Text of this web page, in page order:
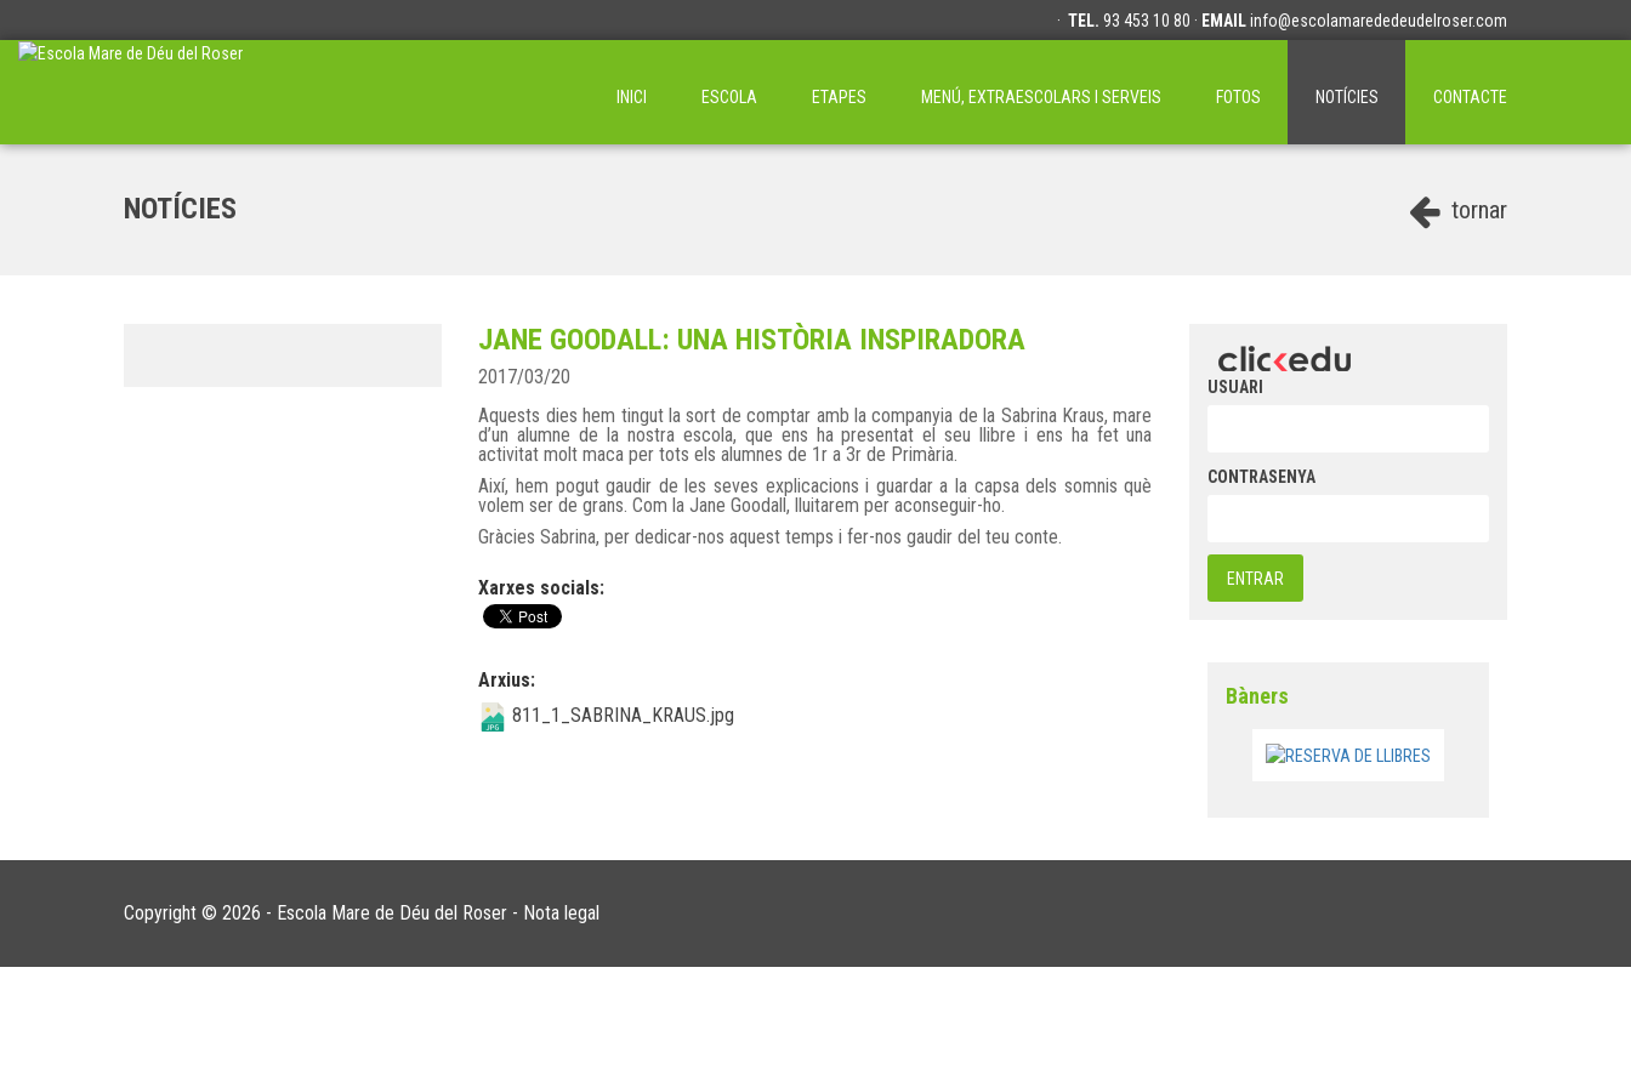
· TEL. 93 453 10 80 · EMAILinfo@escolamarededeudelroser.com
INICI ESCOLA ETAPES MENÚ, EXTRAESCOLARS I SERVEIS FOTOS NOTÍCIES CONTACTE
tornar
NOTÍCIES
JANE GOODALL: UNA HISTÒRIA INSPIRADORA
2017/03/20
Aquests dies hem tingut la sort de comptar amb la companyia de la Sabrina Kraus, mare
d’un alumne de la nostra escola, que ens ha presentat el seu llibre i ens ha fet una
activitat molt maca per tots els alumnes de 1r a 3r de Primària.
Així, hem pogut gaudir de les seves explicacions i guardar a la capsa dels somnis què
volem ser de grans. Com la Jane Goodall, lluitarem per aconseguir-ho.
Gràcies Sabrina, per dedicar-nos aquest temps i fer-nos gaudir del teu conte.
Xarxes socials:
Arxius:
811_1_SABRINA_KRAUS.jpg
USUARI
CONTRASENYA
Bàners
Copyright © 2026 - Escola Mare de Déu del Roser - Nota legal